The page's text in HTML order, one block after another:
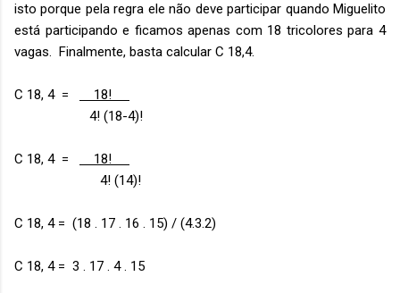
isto porque pela regra ele não deve participar quando Miguelito
está participando e ficamos apenas com 18 tricolores para 4
vagas. Finalmente, basta calcular C 18,4.
C 18, 4 =
18!
4! (18-4)!
C 18, 4 =
18!
4! (14)!
C 18, 4 = (18 . 17 . 16 . 15) / (4.3.2)
C 18, 4 = 3 . 17 . 4 . 15